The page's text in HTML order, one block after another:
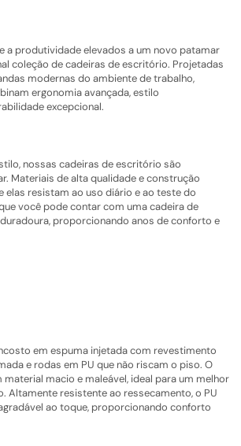
a produtividade elevados a um novo patamar
coleção de cadeiras de escritório. Projetadas
modernas do ambiente de trabalho,
ergonomia avançada, estilo
excepcional.
nossas cadeiras de escritório são
Materiais de alta qualidade e construção
elas resistam ao uso diário e ao teste do
você pode contar com uma cadeira de
proporcionando anos de conforto e
em espuma injetada com revestimento
e rodas em PU que não riscam o piso. O
material macio e maleável, ideal para um melhor
Altamente resistente ao ressecamento, o PU
ao toque, proporcionando conforto